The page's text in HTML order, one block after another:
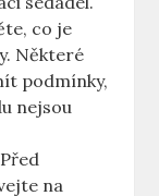
co je
Některé
podmínky,
nejsou
Před
na